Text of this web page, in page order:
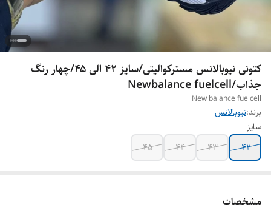
کتونی نیوبالانس مسترکوالیتی/سایز ۴۲ الی ۴۵/چهار رنگ
جذاب/Newbalance fuelcell
New balance fuelcell
برند:نیوبالانس
سایز
42
43
44
45
مشخصات